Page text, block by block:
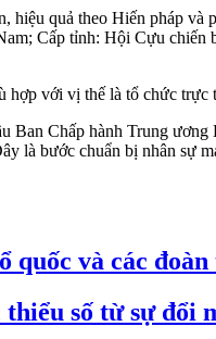
quả theo Hiến pháp
Cấp tỉnh: Hội Cựu
với vị thế là tổ chức
Ban Chấp hành Trung
là bước chuẩn bị nhân sự
quốc và các đoàn
số từ sự đổi